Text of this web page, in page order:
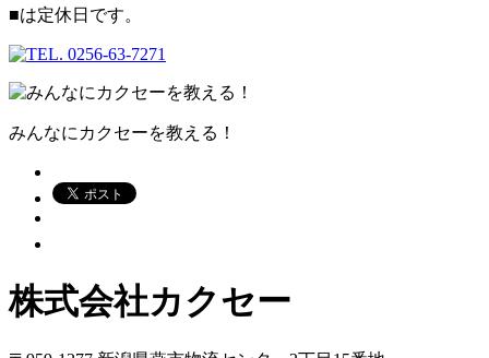
■は定休日です。
みんなにカクセーを教える！
株式会社カクセー